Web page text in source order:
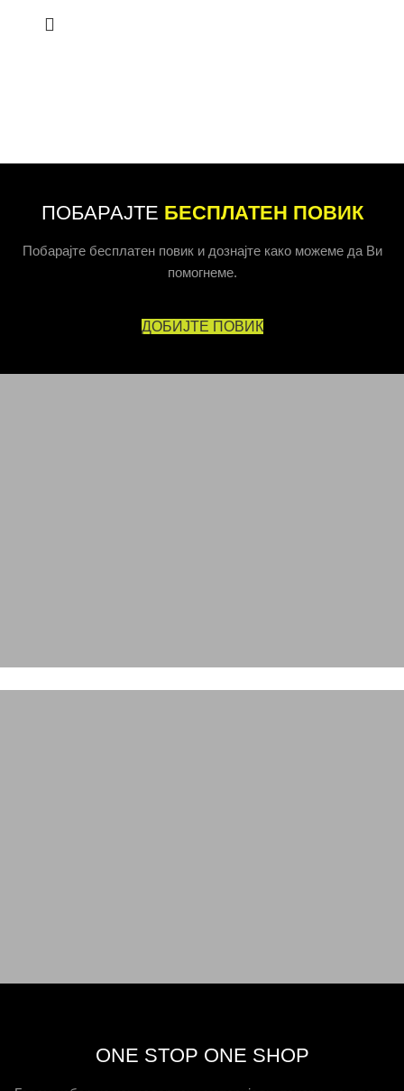
ПОБАРАЈТЕ БЕСПЛАТЕН ПОВИК
Побарајте бесплатен повик и дознајте како можеме да Ви
помогнеме.
ДОБИЈТЕ ПОВИК
ONE STOP ONE SHOP